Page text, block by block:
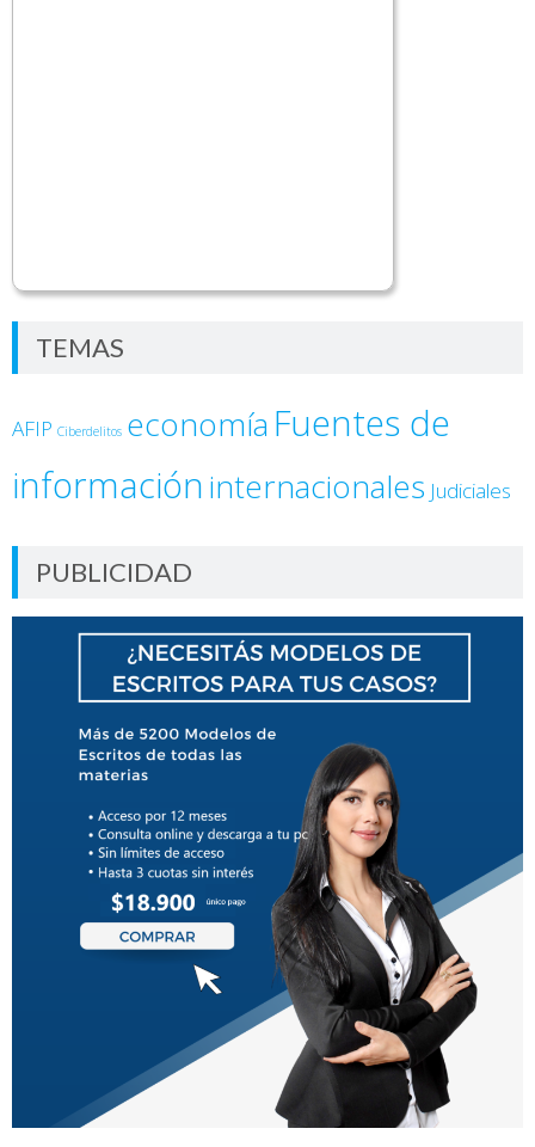
TEMAS
AFIP Ciberdelitos economía Fuentes de
informacióninternacionales Judiciales
PUBLICIDAD